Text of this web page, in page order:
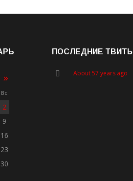
»
Вс
2
9
16
23
30
ПОСЛЕДНИЕ ТВИТЫ
About 57 years ago